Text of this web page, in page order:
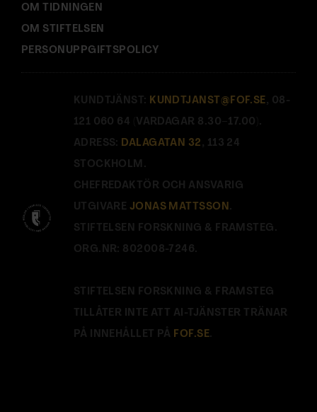
OM TIDNINGEN
OM STIFTELSEN
PERSONUPPGIFTSPOLICY
KUNDTJÄNST: KUNDTJANST@FOF.SE , 08-
121 060 64 (VARDAGAR 8.30–17.00).
ADRESS: DALAGATAN 32 , 113 24
STOCKHOLM.
CHEFREDAKTÖR OCH ANSVARIG
UTGIVARE JONAS MATTSSON .
STIFTELSEN FORSKNING & FRAMSTEG.
ORG.NR: 802008-7246.
STIFTELSEN FORSKNING & FRAMSTEG
TILLÅTER INTE ATT AI-TJÄNSTER TRÄNAR
PÅ INNEHÅLLET PÅ FOF.SE.